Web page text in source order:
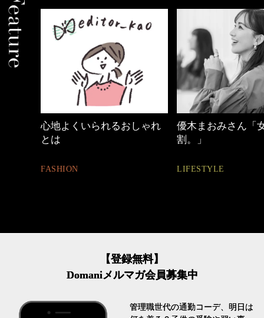
優木まおみさん「女の時間
割。」
LIFESTYLE
40代の小顔メイク
【登録無料】
Domaniメルマガ会員募集中
管理職世代の通勤コーデ、明日は